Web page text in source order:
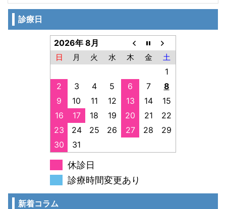
診療日
2026年 8月
日 月 火 水 木 金 土
1
2
3 4 5 6 7
8
9
10 11 12 13 14
15
16
17 18 19 20 21
22
23
24 25 26 27 28
29
30
31
休診日
診療時間変更あり
新着コラム